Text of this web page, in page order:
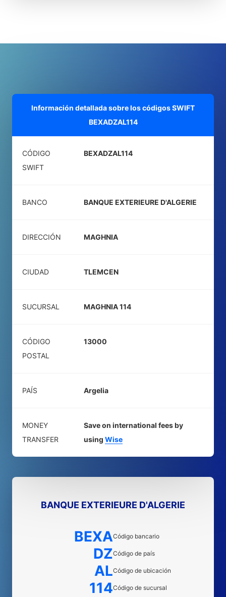
Información detallada sobre los códigos SWIFT
BEXADZAL114
CÓDIGO
SWIFT
BEXADZAL114
BANCO BANQUE EXTERIEURE D'ALGERIE
DIRECCIÓN MAGHNIA
CIUDAD TLEMCEN
SUCURSAL MAGHNIA 114
CÓDIGO
POSTAL
13000
PAÍS Argelia
MONEY
TRANSFER
Save on international fees by
using Wise
BANQUE EXTERIEURE D'ALGERIE
BEXACódigo bancario
DZCódigo de país
ALCódigo de ubicación
114Código de sucursal